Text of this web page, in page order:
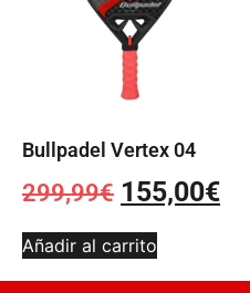
Bullpadel Vertex 04
299,99€ 155,00€
Añadir al carrito